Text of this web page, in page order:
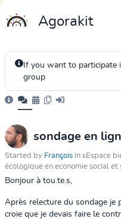
Agorakit
If you want to participate
group
sondage en
Started by François in sEspace
écologique en economie social
Bonjour à tou.te.s,
Après relecture du sondage je
croie que je devais faire le